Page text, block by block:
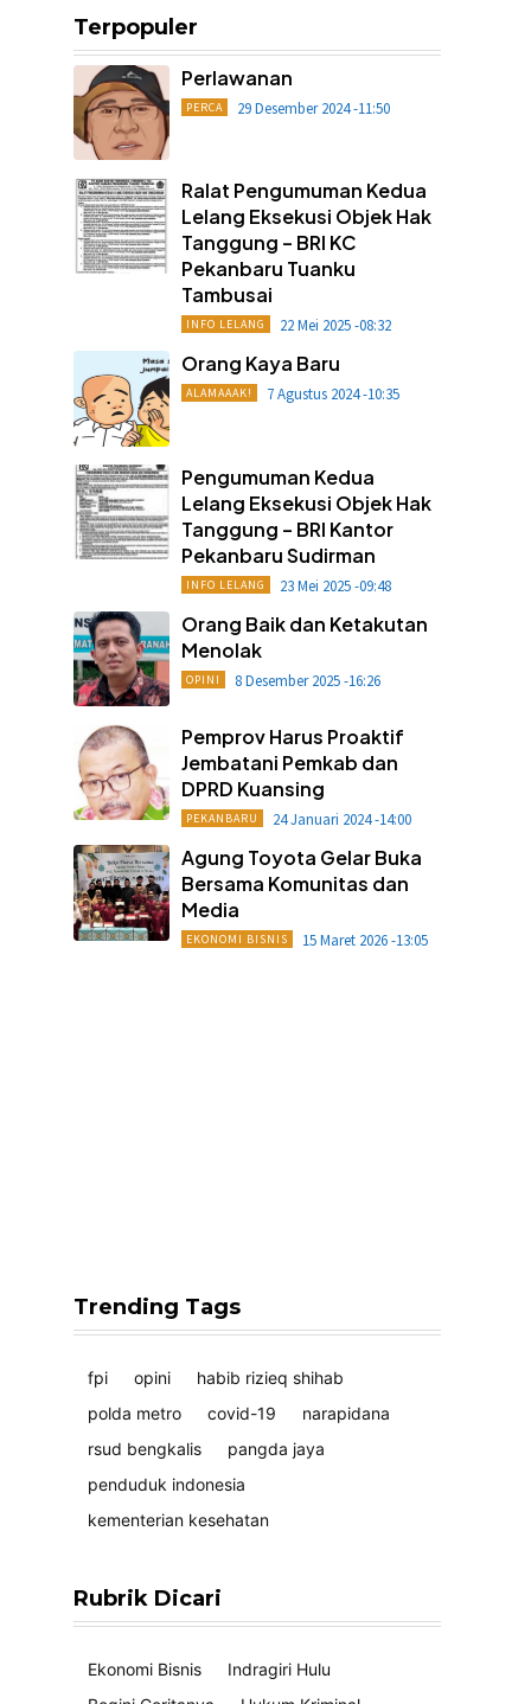
Terpopuler
Perlawanan
PERCA 29 Desember 2024 -11:50
Ralat Pengumuman Kedua
Lelang Eksekusi Objek Hak
Tanggung – BRI KC
Pekanbaru Tuanku
Tambusai
INFO LELANG 22 Mei 2025 -08:32
Orang Kaya Baru
ALAMAAAK! 7 Agustus 2024 -10:35
Pengumuman Kedua
Lelang Eksekusi Objek Hak
Tanggung – BRI Kantor
Pekanbaru Sudirman
INFO LELANG 23 Mei 2025 -09:48
Orang Baik dan Ketakutan
Menolak
OPINI 8 Desember 2025 -16:26
Pemprov Harus Proaktif
Jembatani Pemkab dan
DPRD Kuansing
PEKANBARU 24 Januari 2024 -14:00
Agung Toyota Gelar Buka
Bersama Komunitas dan
Media
EKONOMI BISNIS 15 Maret 2026 -13:05
Trending Tags
fpi opini
habib rizieq shihab
polda metro
covid-19
narapidana
rsud bengkalis
pangda jaya
penduduk indonesia
kementerian kesehatan
Rubrik Dicari
Ekonomi Bisnis
Indragiri Hulu